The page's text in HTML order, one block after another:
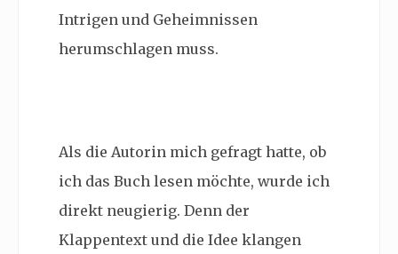
Intrigen und Geheimnissen
herumschlagen muss.
Als die Autorin mich gefragt hatte, ob
ich das Buch lesen möchte, wurde ich
direkt neugierig. Denn der
Klappentext und die Idee klangen